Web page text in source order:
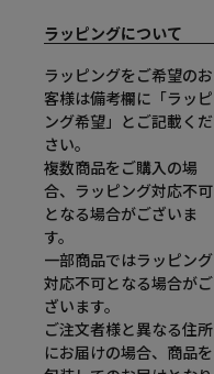
ラッピングについて
ラッピングをご希望のお
客様は備考欄に「ラッピ
ング希望」とご記載くだ
さい。
複数商品をご購入の場
合、ラッピング対応不可
となる場合がございま
す。
一部商品ではラッピング
対応不可となる場合がご
ざいます。
ご注文者様と異なる住所
にお届けの場合、商品を